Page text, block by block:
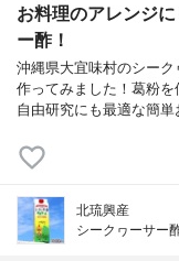
お料理のアレンジ
ー酢！
沖縄県大宜味村のシー
作ってみました！葛粉
自由研究にも最適な簡
北琉興産
シークヮーサー